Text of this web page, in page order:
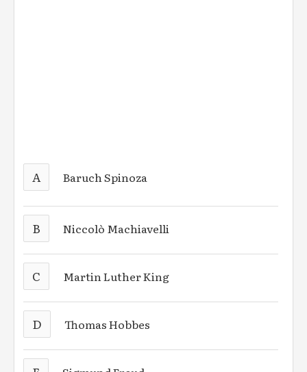
A Baruch Spinoza
B Niccolò Machiavelli
C Martin Luther King
D Thomas Hobbes